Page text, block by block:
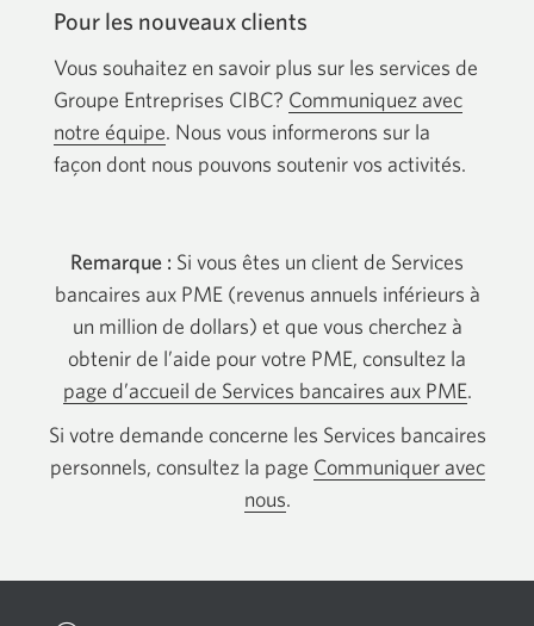
Pour les nouveaux clients
Vous souhaitez en savoir plus sur les services de
Groupe Entreprises CIBC? Communiquez avec
notre équipe. Nous vous informerons sur la
façon dont nous pouvons soutenir vos activités.
Remarque : Si vous êtes un client de Services
bancaires aux PME (revenus annuels inférieurs à
un million de dollars) et que vous cherchez à
obtenir de l’aide pour votre PME, consultez la
page d’accueil de Services bancaires aux PME.
Si votre demande concerne les Services bancaires
personnels, consultez la page Communiquer avec
nous.